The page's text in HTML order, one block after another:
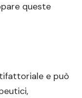
queste
e può